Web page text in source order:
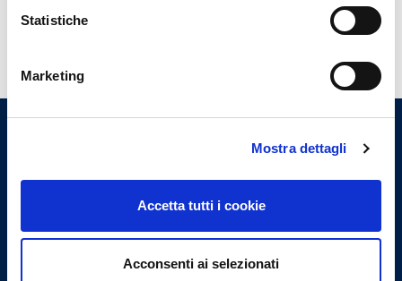
Statistiche
Marketing
Mostra dettagli
Accetta tutti i cookie
Acconsenti ai selezionati
Altri contenuti
Ordine Provinciale dei Medici
Chirurghi e degli Odontoiatri
Indirizzi email